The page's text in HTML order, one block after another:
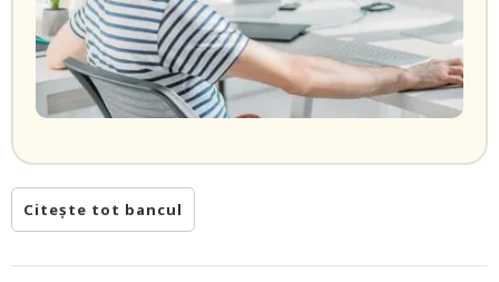
Citește tot bancul